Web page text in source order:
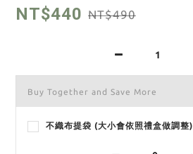
NT$440 NT$490
Buy Together and Save More
不織布提袋 (大小會依照禮盒做調整)